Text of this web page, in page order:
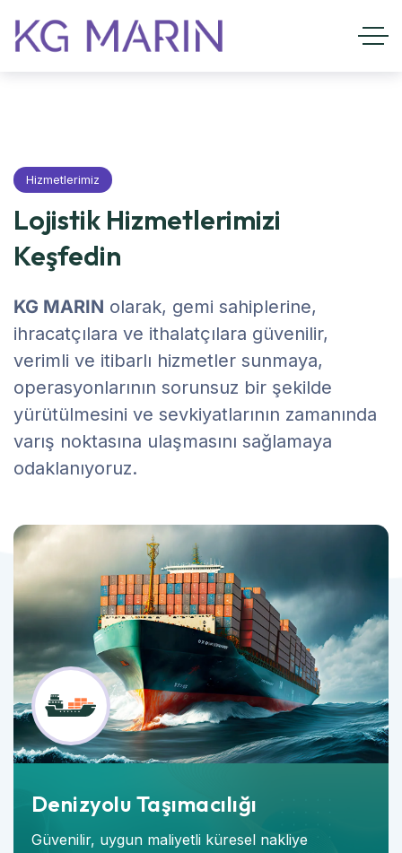
Hizmetlerimiz
Lojistik Hizmetlerimizi
Keşfedin
KG MARIN olarak, gemi sahiplerine,
ihracatçılara ve ithalatçılara güvenilir,
verimli ve itibarlı hizmetler sunmaya,
operasyonlarının sorunsuz bir şekilde
yürütülmesini ve sevkiyatlarının zamanında
varış noktasına ulaşmasını sağlamaya
odaklanıyoruz.
Denizyolu Taşımacılığı
Güvenilir, uygun maliyetli küresel nakliye